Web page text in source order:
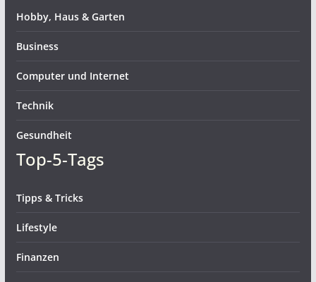
Hobby, Haus & Garten
Business
Computer und Internet
Technik
Gesundheit
Top-5-Tags
Tipps & Tricks
Lifestyle
Finanzen